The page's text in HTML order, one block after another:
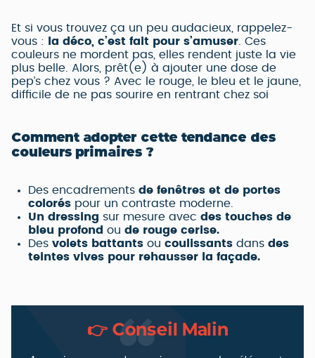
Et si vous trouvez ça un peu audacieux, rappelez-
vous :
la déco, c’est fait pour s’amuser . Ces
couleurs ne mordent pas, elles rendent juste la vie
plus belle. Alors, prêt(e) à ajouter une dose de
pep’s chez vous ? Avec le rouge, le bleu et le jaune,
difficile de ne pas sourire en rentrant chez soi
Comment adopter cette tendance des
couleurs primaires ?
Des encadrements de fenêtres et de portes
colorés pour un contraste moderne.
Un dressing sur mesure avec des touches de
bleu profond ou de rouge cerise.
Des volets battants ou coulissants dans des
teintes vives pour rehausser la façade.
👉 Conseil Malin